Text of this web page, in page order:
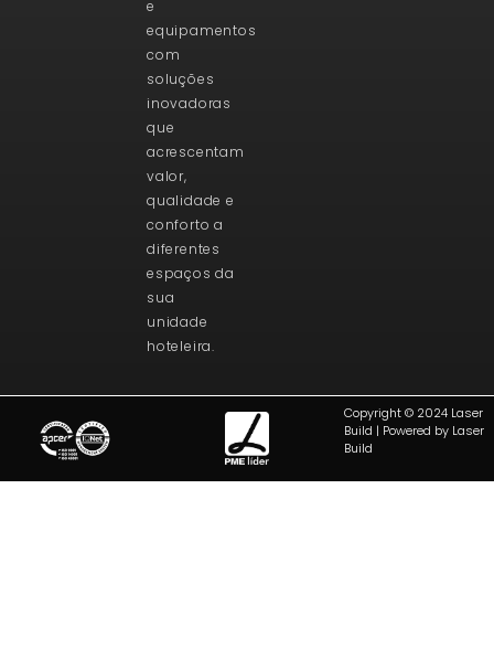
e
equipamentos
com
soluções
inovadoras
que
acrescentam
valor,
qualidade e
conforto a
diferentes
espaços da
sua
unidade
hoteleira.
Copyright © 2024 Laser
Build | Powered by Laser
Build